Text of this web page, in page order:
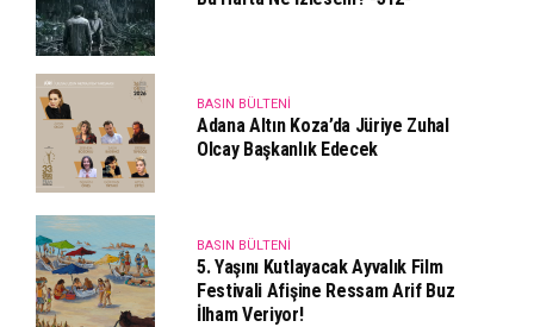
BASIN BÜLTENI
Adana Altın Koza’da Jüriye Zuhal
Olcay Başkanlık Edecek
BASIN BÜLTENI
5. Yaşını Kutlayacak Ayvalık Film
Festivali Afişine Ressam Arif Buz
İlham Veriyor!